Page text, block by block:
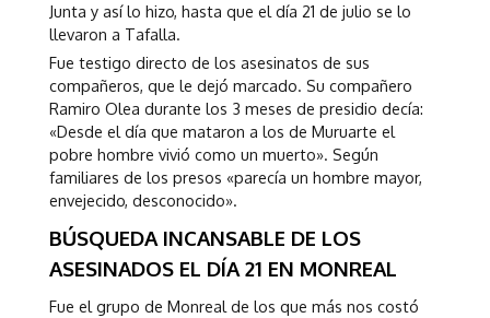
Junta y así lo hizo, hasta que el día 21 de julio se lo
llevaron a Tafalla.
Fue testigo directo de los asesinatos de sus
compañeros, que le dejó marcado. Su compañero
Ramiro Olea durante los 3 meses de presidio decía:
«Desde el día que mataron a los de Muruarte el
pobre hombre vivió como un muerto». Según
familiares de los presos «parecía un hombre mayor,
envejecido, desconocido».
BÚSQUEDA INCANSABLE DE LOS
ASESINADOS EL DÍA 21 EN MONREAL
Fue el grupo de Monreal de los que más nos costó